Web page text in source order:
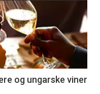
og ungarske viner